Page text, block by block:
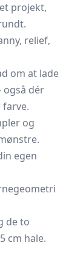
projekt,
relief,
om at lade
dér
og
egen
de to
cm hale.